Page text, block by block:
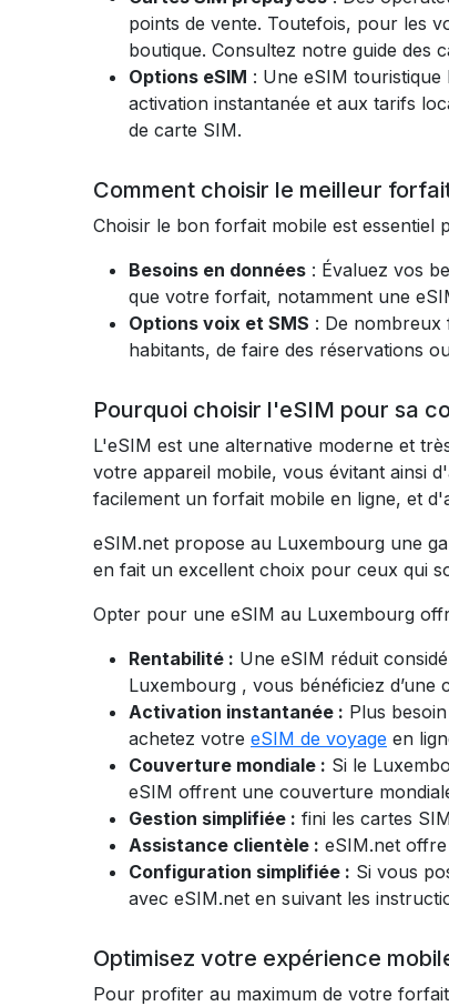
points de vente. Toutefois, pour les
boutique. Consultez notre guide des
Options eSIM : Une eSIM
activation instantanée et aux tarifs
de carte SIM.
Comment choisir le meilleur
Choisir le bon forfait mobile est essentiel
Besoins en données : Évaluez vos
que votre forfait, notamment une
Options voix et SMS : De nombreux
habitants, de faire des réservations
Pourquoi choisir l'eSIM pour sa
L'eSIM est une alternative moderne et
votre appareil mobile, vous évitant ainsi
facilement un forfait mobile en ligne, et
eSIM.net propose au Luxembourg une
en fait un excellent choix pour ceux qui
Opter pour une eSIM au Luxembourg
Rentabilité : Une eSIM réduit
Luxembourg , vous bénéficiez d’une
Activation instantanée : Plus
achetez votre eSIM de voyage en
Couverture mondiale : Si le
eSIM offrent une couverture
Gestion simplifiée : fini les cartes
Assistance clientèle : eSIM.net
Configuration simplifiée : Si vous
avec eSIM.net en suivant les
Optimisez votre expérience
Pour profiter au maximum de votre